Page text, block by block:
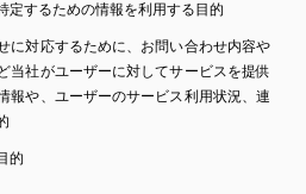
定するための情報を利用する目的
に対応するために、お問い合わせ内容や
当社がユーザーに対してサービスを提供
報や、ユーザーのサービス利用状況、連
的